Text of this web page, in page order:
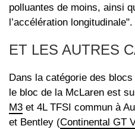
polluantes de moins, ainsi
l’accélération longitudinale".
ET LES AUTRES
Dans la catégorie des
le bloc de la McLaren est
M3 et 4L TFSI commun à
et Bentley (Continental GT